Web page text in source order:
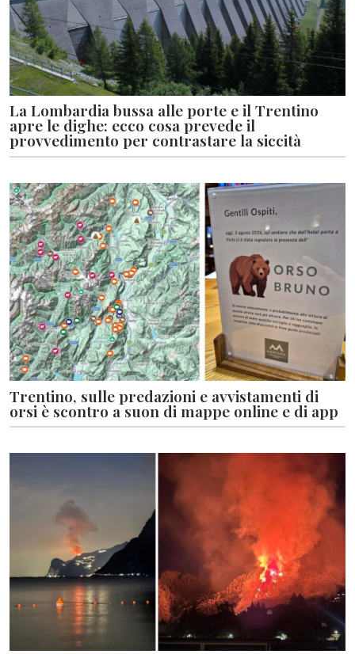
La Lombardia bussa alle porte e il Trentino
apre le dighe: ecco cosa prevede il
provvedimento per contrastare la siccità
Trentino, sulle predazioni e avvistamenti di
orsi è scontro a suon di mappe online e di app